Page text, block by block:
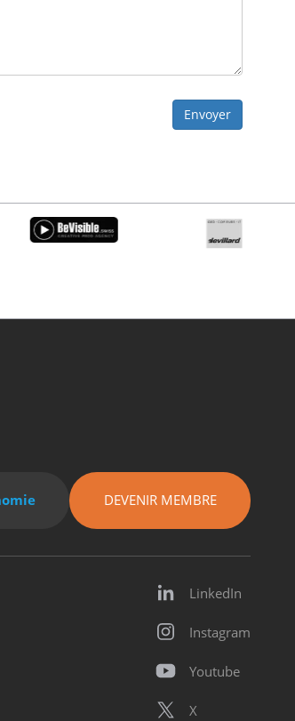
Envoyer
DEVENIR MEMBRE
LinkedIn
Instagram
Youtube
X